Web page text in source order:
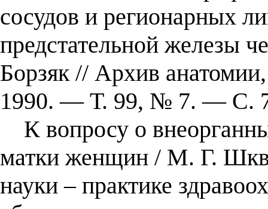
сосудов и регионарных
предстательной железы
Борзяк // Архив
1990. — Т. 99, № 7. — С.
К вопросу о
матки женщин / М. Г.
науки – практике